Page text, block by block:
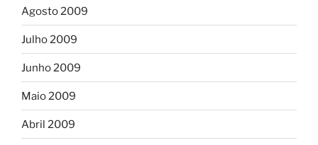
Agosto 2009
Julho 2009
Junho 2009
Maio 2009
Abril 2009